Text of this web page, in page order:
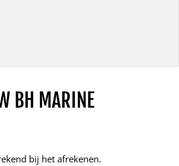
BH MARINE
bij het afrekenen.